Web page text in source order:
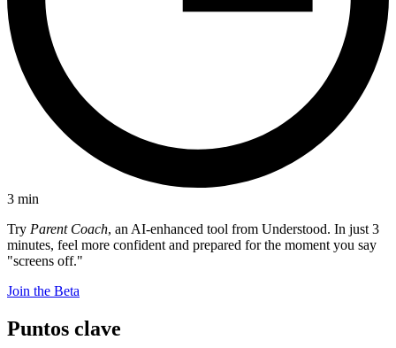
3 min
Try Parent Coach, an AI-enhanced tool from Understood. In just 3
minutes, feel more confident and prepared for the moment you say
"screens off."
Join the Beta
Puntos clave